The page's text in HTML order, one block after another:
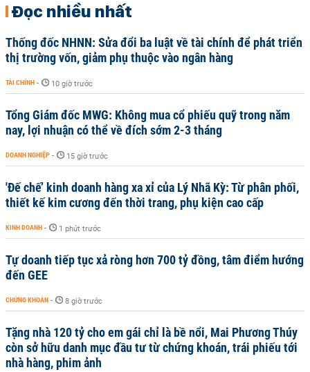
Đọc nhiều nhất
Thống đốc NHNN: Sửa đổi ba luật về tài chính để phát triển
thị trường vốn, giảm phụ thuộc vào ngân hàng
TÀI CHÍNH - 10 giờ trước
Tổng Giám đốc MWG: Không mua cổ phiếu quỹ trong năm
nay, lợi nhuận có thể về đích sớm 2-3 tháng
DOANH NGHIỆP - 15 giờ trước
'Đế chế’ kinh doanh hàng xa xỉ của Lý Nhã Kỳ: Từ phân phối,
thiết kế kim cương đến thời trang, phụ kiện cao cấp
KINH DOANH - 1 phút trước
Tự doanh tiếp tục xả ròng hơn 700 tỷ đồng, tâm điểm hướng
đến GEE
CHỨNG KHOÁN - 8 giờ trước
Tặng nhà 120 tỷ cho em gái chỉ là bề nổi, Mai Phương Thúy
còn sở hữu danh mục đầu tư từ chứng khoán, trái phiếu tới
nhà hàng, phim ảnh